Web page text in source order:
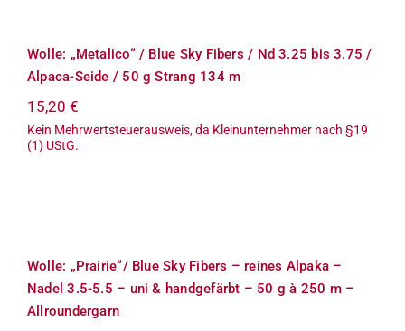
Wolle: „Metalico“ / Blue Sky Fibers / Nd 3.25 bis 3.75 /
Alpaca-Seide / 50 g Strang 134 m
15,20 €
Kein Mehrwertsteuerausweis, da Kleinunternehmer nach §19
(1) UStG.
Wolle: „Prairie“/ Blue Sky Fibers – reines Alpaka –
Nadel 3.5-5.5 – uni & handgefärbt – 50 g à 250 m –
Allroundergarn